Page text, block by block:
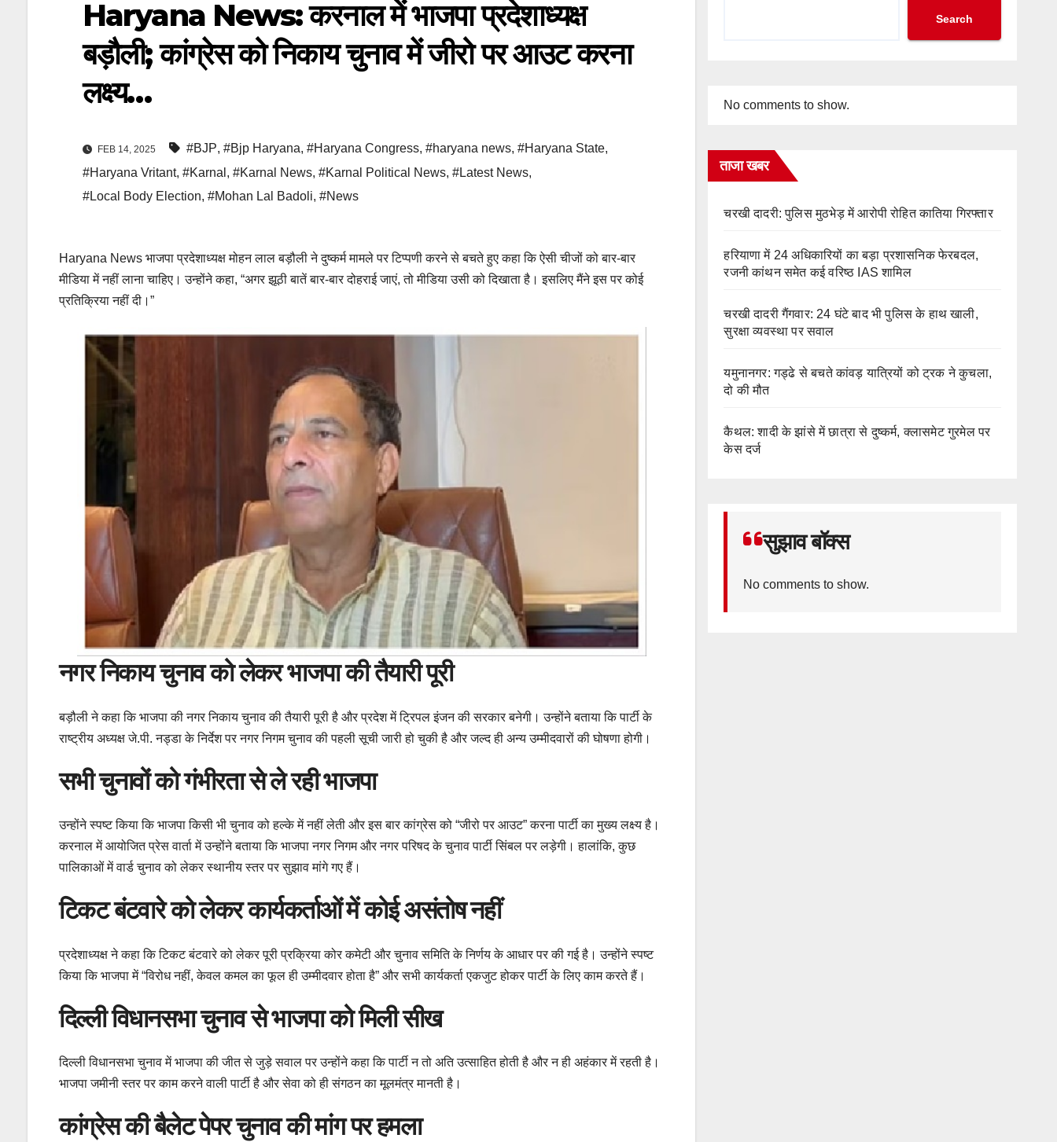
Haryana News: करनाल में भाजपा प्रदेशाध्यक्ष
बड़ौली; कांग्रेस को निकाय चुनाव में जीरो पर आउट करना
लक्ष्य…
FEB 14, 2025 #BJP, #Bjp Haryana, #Haryana Congress, #haryana news, #Haryana State,
#Haryana Vritant, #Karnal , #Karnal News, #Karnal Political News, #Latest News,
#Local Body Election, #Mohan Lal Badoli, #News
Haryana News भाजपा प्रदेशाध्यक्ष मोहन लाल बड़ौली ने दुष्कर्म मामले पर टिप्पणी करने से बचते हुए कहा कि ऐसी चीजों को बार-बार
मीडिया में नहीं लाना चाहिए। उन्होंने कहा, “अगर झूठी बातें बार-बार दोहराई जाएं, तो मीडिया उसी को दिखाता है। इसलिए मैंने इस पर कोई
प्रतिक्रिया नहीं दी।”
नगर निकाय चुनाव को लेकर भाजपा की तैयारी पूरी
बड़ौली ने कहा कि भाजपा की नगर निकाय चुनाव की तैयारी पूरी है और प्रदेश में ट्रिपल इंजन की सरकार बनेगी। उन्होंने बताया कि पार्टी के
राष्ट्रीय अध्यक्ष जे.पी. नड्डा के निर्देश पर नगर निगम चुनाव की पहली सूची जारी हो चुकी है और जल्द ही अन्य उम्मीदवारों की घोषणा होगी।
सभी चुनावों को गंभीरता से ले रही भाजपा
उन्होंने स्पष्ट किया कि भाजपा किसी भी चुनाव को हल्के में नहीं लेती और इस बार कांग्रेस को “जीरो पर आउट” करना पार्टी का मुख्य लक्ष्य है।
करनाल में आयोजित प्रेस वार्ता में उन्होंने बताया कि भाजपा नगर निगम और नगर परिषद के चुनाव पार्टी सिंबल पर लड़ेगी। हालांकि, कुछ
पालिकाओं में वार्ड चुनाव को लेकर स्थानीय स्तर पर सुझाव मांगे गए हैं।
टिकट बंटवारे को लेकर कार्यकर्ताओं में कोई असंतोष नहीं
प्रदेशाध्यक्ष ने कहा कि टिकट बंटवारे को लेकर पूरी प्रक्रिया कोर कमेटी और चुनाव समिति के निर्णय के आधार पर की गई है। उन्होंने स्पष्ट
किया कि भाजपा में “विरोध नहीं, केवल कमल का फूल ही उम्मीदवार होता है” और सभी कार्यकर्ता एकजुट होकर पार्टी के लिए काम करते हैं।
दिल्ली विधानसभा चुनाव से भाजपा को मिली सीख
दिल्ली विधानसभा चुनाव में भाजपा की जीत से जुड़े सवाल पर उन्होंने कहा कि पार्टी न तो अति उत्साहित होती है और न ही अहंकार में रहती है।
भाजपा जमीनी स्तर पर काम करने वाली पार्टी है और सेवा को ही संगठन का मूलमंत्र मानती है।
कांग्रेस की बैलेट पेपर चुनाव की मांग पर हमला
Search
No comments to show.
ताजा खबर
चरखी दादरी: पुलिस मुठभेड़ में आरोपी रोहित कातिया गिरफ्तार
हरियाणा में 24 अधिकारियों का बड़ा प्रशासनिक फेरबदल,
रजनी कांथन समेत कई वरिष्ठ IAS शामिल
चरखी दादरी गैंगवार: 24 घंटे बाद भी पुलिस के हाथ खाली,
सुरक्षा व्यवस्था पर सवाल
यमुनानगर: गड्ढे से बचते कांवड़ यात्रियों को ट्रक ने कुचला,
दो की मौत
कैथल: शादी के झांसे में छात्रा से दुष्कर्म, क्लासमेट गुरमेल पर
केस दर्ज
सुझाव बॉक्स
No comments to show.